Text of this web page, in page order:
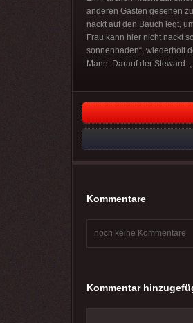
anderen Gästen gesehen
nackt auf den Bauch legt,
Frau kann hier nicht nackt
sonnenbaden“, wiederholt
Mann. Darauf der Steward:
Kommentare
noch keine Kommentare
Kommentar